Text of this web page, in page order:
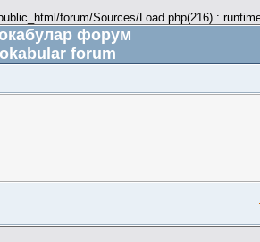
forum/Sources/Load.php(216) :
форум
forum